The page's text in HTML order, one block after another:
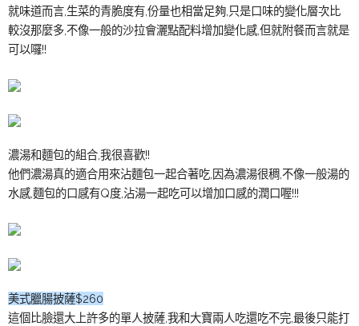
就味道而言,生菜的青脆度有,份量也相當足夠,只是口味的變化層次比
較沒那麼多,不像一般的沙拉會灑點配料增加變化感,但就附餐而言就是
可以囉!!
濃湯和麵包的組合,我很喜歡!!
他們濃湯真的適合用來沾麵包一起合著吃,因為濃湯很稠,不像一般湯的
水感,麵包的口感有Q度,沾湯一起吃可以增加口感的潤口喔!!!
美式臘腸披薩$260
這個比臉還大上許多的單人披薩,我和大寶兩人吃還吃不完,最後只能打